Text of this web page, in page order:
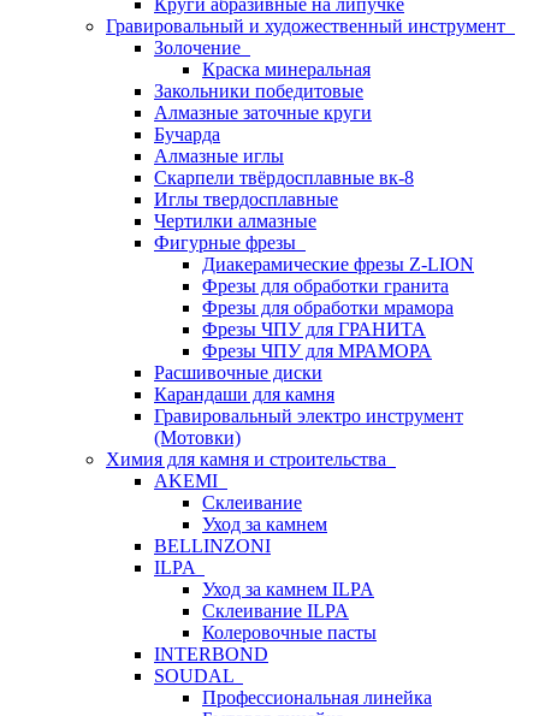
Круги абразивные на липучке
Гравировальный и художественный инструмент
Золочение
Краска минеральная
Закольники победитовые
Алмазные заточные круги
Бучарда
Алмазные иглы
Скарпели твёрдосплавные вк-8
Иглы твердосплавные
Чертилки алмазные
Фигурные фрезы
Диакерамические фрезы Z-LION
Фрезы для обработки гранита
Фрезы для обработки мрамора
Фрезы ЧПУ для ГРАНИТА
Фрезы ЧПУ для МРАМОРА
Расшивочные диски
Карандаши для камня
Гравировальный электро инструмент
(Мотовки)
Химия для камня и строительства
AKEMI
Склеивание
Уход за камнем
BELLINZONI
ILPA
Уход за камнем ILPA
Склеивание ILPA
Колеровочные пасты
INTERBOND
SOUDAL
Профессиональная линейка